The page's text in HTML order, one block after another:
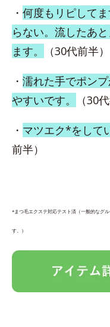
・ 何度もリピして
らない。流したあ
ます。
（30代前半）
・ 濡れた手でポン
やすいです。
（30
・ マツエク*をして
前半）
*まつ毛エクステ対応テスト済（一般的なグ
す。）